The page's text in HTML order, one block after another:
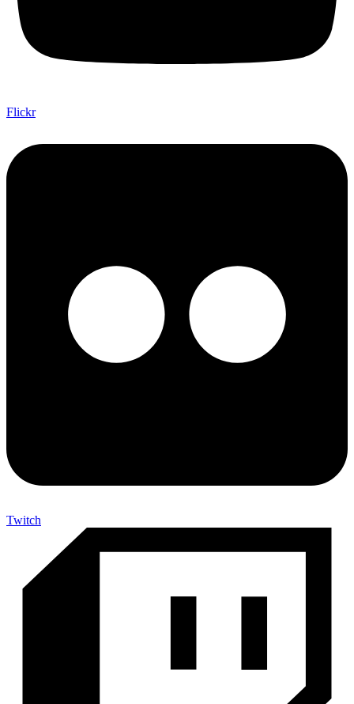
Flickr
Twitch